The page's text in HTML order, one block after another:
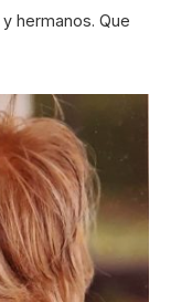
hermanos. Que